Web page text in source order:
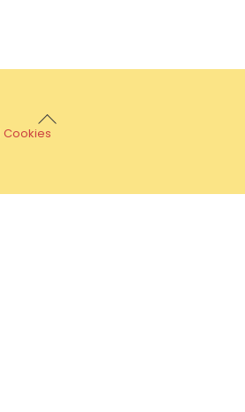
Back
To
Cookies